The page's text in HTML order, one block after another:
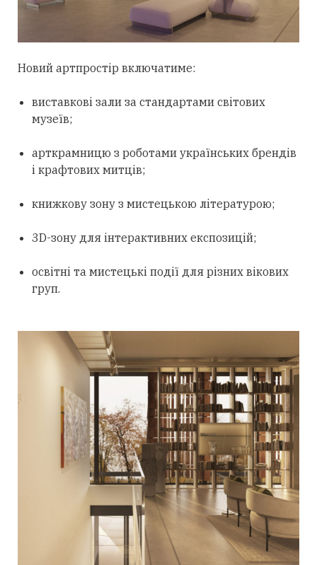
Новий артпростір включатиме:
виставкові зали за стандартами світових
музеїв;
арткрамницю з роботами українських брендів
і крафтових митців;
книжкову зону з мистецькою літературою;
3D-зону для інтерактивних експозицій;
освітні та мистецькі події для різних вікових
груп.